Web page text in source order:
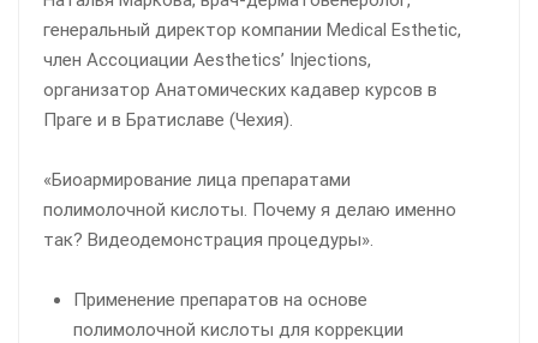
генеральный директор компании Medical Esthetic,
член Ассоциации Aesthetics’ Injections,
организатор Анатомических кадавер курсов в
Праге и в Братиславе (Чехия).
«Биоармирование лица препаратами
полимолочной кислоты. Почему я делаю именно
так? Видеодемонстрация процедуры».
Применение препаратов на основе
полимолочной кислоты для коррекции